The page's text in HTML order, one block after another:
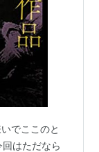
でここのと
はただなら